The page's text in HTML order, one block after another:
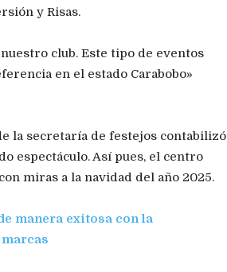
y Risas.
club. Este tipo de eventos
en el estado Carabobo»
la secretaría de festejos contabilizó
espectáculo. Así pues, el centro
miras a la navidad del año 2025.
manera exitosa con la